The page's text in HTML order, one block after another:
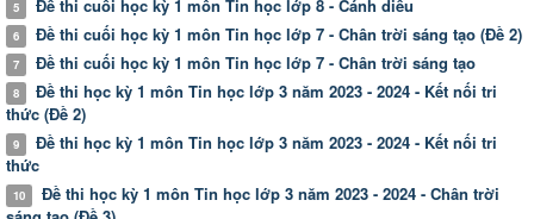
5 Đề thi cuối học kỳ 1 môn Tin học lớp 8 - Cánh diều
6 Đề thi cuối học kỳ 1 môn Tin học lớp 7 - Chân trời sáng tạo (Đề 2)
7 Đề thi cuối học kỳ 1 môn Tin học lớp 7 - Chân trời sáng tạo
8 Đề thi học kỳ 1 môn Tin học lớp 3 năm 2023 - 2024 - Kết nối tri
thức (Đề 2)
9 Đề thi học kỳ 1 môn Tin học lớp 3 năm 2023 - 2024 - Kết nối tri
thức
10 Đề thi học kỳ 1 môn Tin học lớp 3 năm 2023 - 2024 - Chân trời